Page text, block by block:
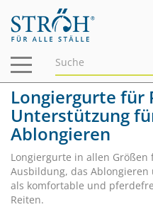
Navigation
ein-/ausblenden
Longiergurte für
Unterstützung
Ablongieren
Longiergurte in allen Größen
Ausbildung, das
als komfortable und
Reiten.